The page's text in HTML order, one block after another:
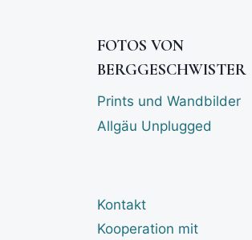
FOTOS VON
BERGGESCHWISTER
Prints und Wandbilder
Allgäu Unplugged
Kontakt
Kooperation mit